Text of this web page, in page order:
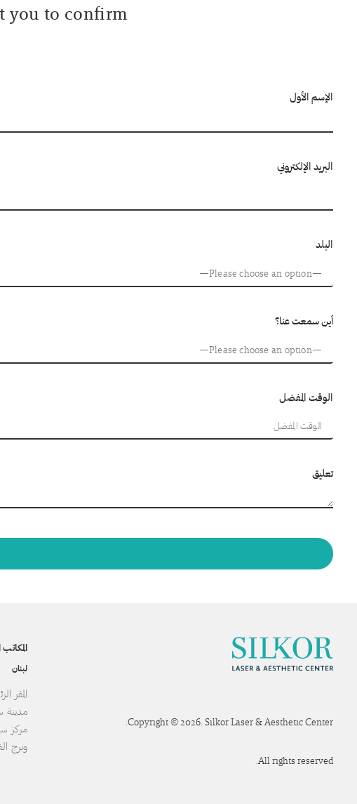
to confirm.
الإسم الأول
البريد الإلكتروني
البلد
أين سمعت عنا؟
الوقت المفضل
تعليق
Copyright © 2026. Silkor Laser & Aesthetic Center.
All rights reserved.
لبنان
المقر
مركز
وبرج